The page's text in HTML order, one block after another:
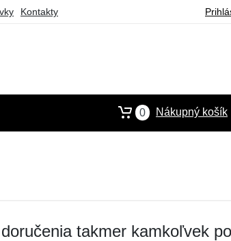
Kontakty
0 Nákupný košík
takmer kamkoľvek